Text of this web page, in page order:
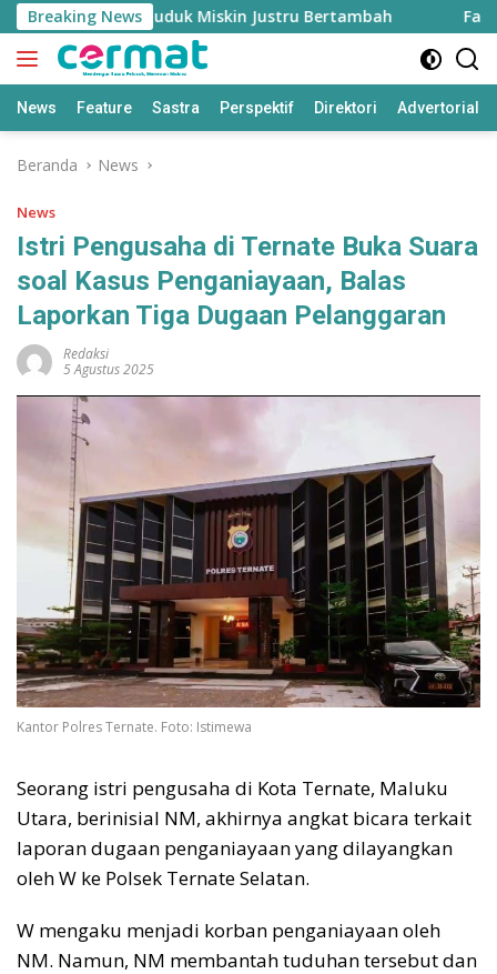
Langsung
ke
konten
Breaking News
Penduduk Miskin Justru Bertambah Fahreza
News Feature Sastra Perspektif Direktori Advertorial
Beranda News
News
Istri Pengusaha di Ternate Buka Suara
soal Kasus Penganiayaan, Balas
Laporkan Tiga Dugaan Pelanggaran
Redaksi
5 Agustus 2025
Kantor Polres Ternate. Foto: Istimewa
Seorang istri pengusaha di Kota Ternate, Maluku
Utara, berinisial NM, akhirnya angkat bicara terkait
laporan dugaan penganiayaan yang dilayangkan
oleh W ke Polsek Ternate Selatan.
W mengaku menjadi korban penganiayaan oleh
NM. Namun, NM membantah tuduhan tersebut dan